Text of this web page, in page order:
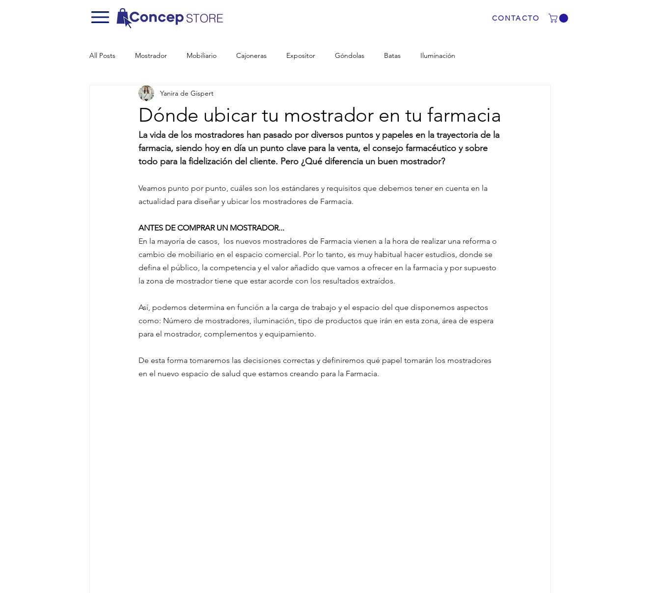
CONTACTO
All Posts Mostrador Mobiliario Cajoneras Expositor Góndolas Batas Iluminación
Dónde ubicar tu mostrador en tu farmacia
Yanira de Gispert
La vida de los mostradores han pasado por diversos puntos y papeles en la trayectoria de la
farmacia, siendo hoy en día un punto clave para la venta, el consejo farmacéutico y sobre
todo para la fidelización del cliente. Pero ¿Qué diferencia un buen mostrador?
Veamos punto por punto, cuáles son los estándares y requisitos que debemos tener en cuenta en la
actualidad para diseñar y ubicar los mostradores de Farmacia.
ANTES DE COMPRAR UN MOSTRADOR...
En la mayoría de casos,  los nuevos mostradores de Farmacia vienen a la hora de realizar una reforma o
cambio de mobiliario en el espacio comercial. Por lo tanto, es muy habitual hacer estudios, donde se
defina el público, la competencia y el valor añadido que vamos a ofrecer en la farmacia y por supuesto
la zona de mostrador tiene que estar acorde con los resultados extraídos.
Así, podemos determina en función a la carga de trabajo y el espacio del que disponemos aspectos
como: Número de mostradores, iluminación, tipo de productos que irán en esta zona, área de espera
para el mostrador, complementos y equipamiento.
De esta forma tomaremos las decisiones correctas y definiremos qué papel tomarán los mostradores
en el nuevo espacio de salud que estamos creando para la Farmacia.